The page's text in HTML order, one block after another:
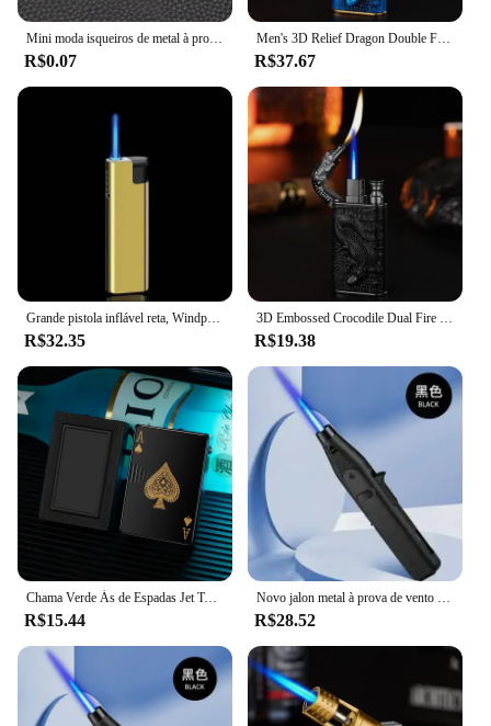
Mini moda isqueiros de metal à prova de vento chama verde isqueiro fino homens e mulheres fumar presentes por atacado
R$0.07
Men's 3D Relief Dragon Double Fire Isqueiro, Open Fire Conversão, Metal Windproof Jet, Crocodilo, Fumar Isqueiro a Gás, Presente, 2024
R$37.67
Grande pistola inflável reta, Windproof isqueiro, pistola de soldagem, ajudante de cozinha ao ar livre, presente de alta qualidade, novo
R$32.35
3D Embossed Crocodile Dual Fire Isqueiro, Windproof Metal Jet Fire Isqueiro, Chama Aberta, Gás Conversível Isqueiro, Smoking Men Gift
R$19.38
Chama Verde Ás de Espadas Jet Torch Isqueiro, Isqueiro butano recarregável, Isqueiro legal à prova de vento, Poker Design Presente, Novo
R$15.44 R$28.52